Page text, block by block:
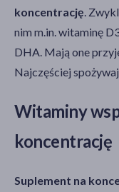
koncentrację.
nim m.in. witaminę
DHA. Mają one
Najczęściej
Witaminy
koncentrację
Suplement na